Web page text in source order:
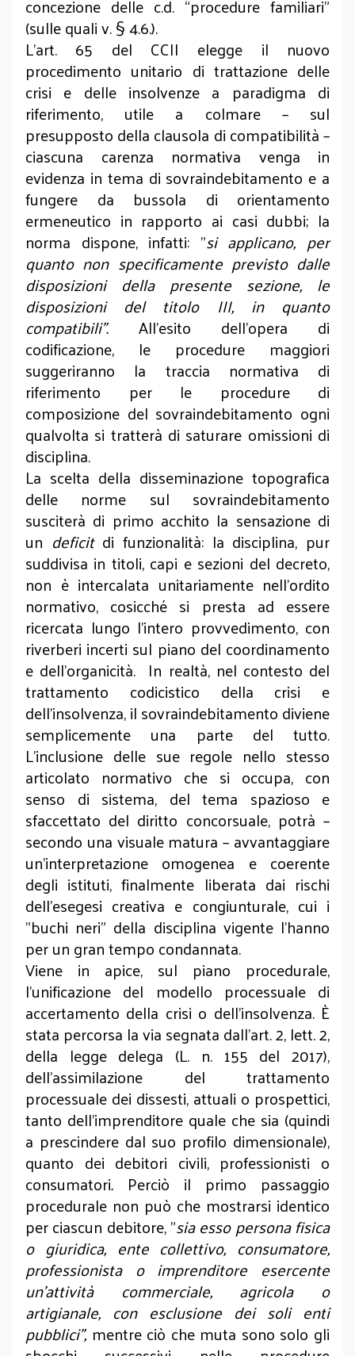
concezione delle c.d. “procedure familiari”
(sulle quali v. § 4.6.).
L’art. 65 del CCII elegge il nuovo
procedimento unitario di trattazione delle
crisi e delle insolvenze a paradigma di
riferimento, utile a colmare – sul
presupposto della clausola di compatibilità –
ciascuna carenza normativa venga in
evidenza in tema di sovraindebitamento e a
fungere da bussola di orientamento
ermeneutico in rapporto ai casi dubbi; la
norma dispone, infatti: "si applicano, per
quanto non specificamente previsto dalle
disposizioni della presente sezione, le
disposizioni del titolo III, in quanto
compatibili". All’esito dell’opera di
codificazione, le procedure maggiori
suggeriranno la traccia normativa di
riferimento per le procedure di
composizione del sovraindebitamento ogni
qualvolta si tratterà di saturare omissioni di
disciplina.
La scelta della disseminazione topografica
delle norme sul sovraindebitamento
susciterà di primo acchito la sensazione di
un deficitdi funzionalità: la disciplina, pur
suddivisa in titoli, capi e sezioni del decreto,
non è intercalata unitariamente nell’ordito
normativo, cosicché si presta ad essere
ricercata lungo l'intero provvedimento, con
riverberi incerti sul piano del coordinamento
e dell’organicità. In realtà, nel contesto del
trattamento codicistico della crisi e
dell’insolvenza, il sovraindebitamento diviene
semplicemente una parte del tutto.
L’inclusione delle sue regole nello stesso
articolato normativo che si occupa, con
senso di sistema, del tema spazioso e
sfaccettato del diritto concorsuale, potrà –
secondo una visuale matura – avvantaggiare
un’interpretazione omogenea e coerente
degli istituti, finalmente liberata dai rischi
dell’esegesi creativa e congiunturale, cui i
"buchi neri" della disciplina vigente l’hanno
per un gran tempo condannata.
Viene in apice, sul piano procedurale,
l’unificazione del modello processuale di
accertamento della crisi o dell’insolvenza. È
stata percorsa la via segnata dall’art. 2, lett. 2,
della legge delega (L. n. 155 del 2017),
dell’assimilazione del trattamento
processuale dei dissesti, attuali o prospettici,
tanto dell'imprenditore quale che sia (quindi
a prescindere dal suo profilo dimensionale),
quanto dei debitori civili, professionisti o
consumatori. Perciò il primo passaggio
procedurale non può che mostrarsi identico
per ciascun debitore, "sia esso persona fisica
o giuridica, ente collettivo, consumatore,
professionista o imprenditore esercente
un'attività commerciale, agricola o
artigianale, con esclusione dei soli enti
pubblici”, mentre ciò che muta sono solo gli